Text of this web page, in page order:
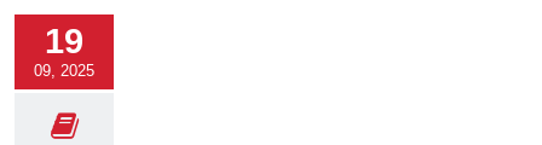
19
09, 2025